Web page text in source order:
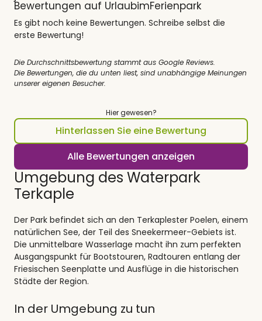
Bewertungen auf UrlaubimFerienpark
Es gibt noch keine Bewertungen. Schreibe selbst die
erste Bewertung!
Die Durchschnittsbewertung stammt aus Google Reviews.
Die Bewertungen, die du unten liest, sind unabhängige Meinungen
unserer eigenen Besucher.
Hier gewesen?
Hinterlassen Sie eine Bewertung
Alle Bewertungen anzeigen
Umgebung des Waterpark
Terkaple
Der Park befindet sich an den Terkaplester Poelen, einem
natürlichen See, der Teil des Sneekermeer-Gebiets ist.
Die unmittelbare Wasserlage macht ihn zum perfekten
Ausgangspunkt für Bootstouren, Radtouren entlang der
Friesischen Seenplatte und Ausflüge in die historischen
Städte der Region.
In der Umgebung zu tun